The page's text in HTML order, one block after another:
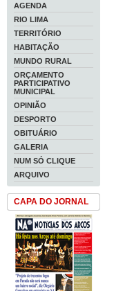
AGENDA
RIO LIMA
TERRITÓRIO
HABITAÇÃO
MUNDO RURAL
ORÇAMENTO
PARTICIPATIVO
MUNICIPAL
OPINIÃO
DESPORTO
OBITUÁRIO
GALERIA
NUM SÓ CLIQUE
ARQUIVO
CAPA DO JORNAL